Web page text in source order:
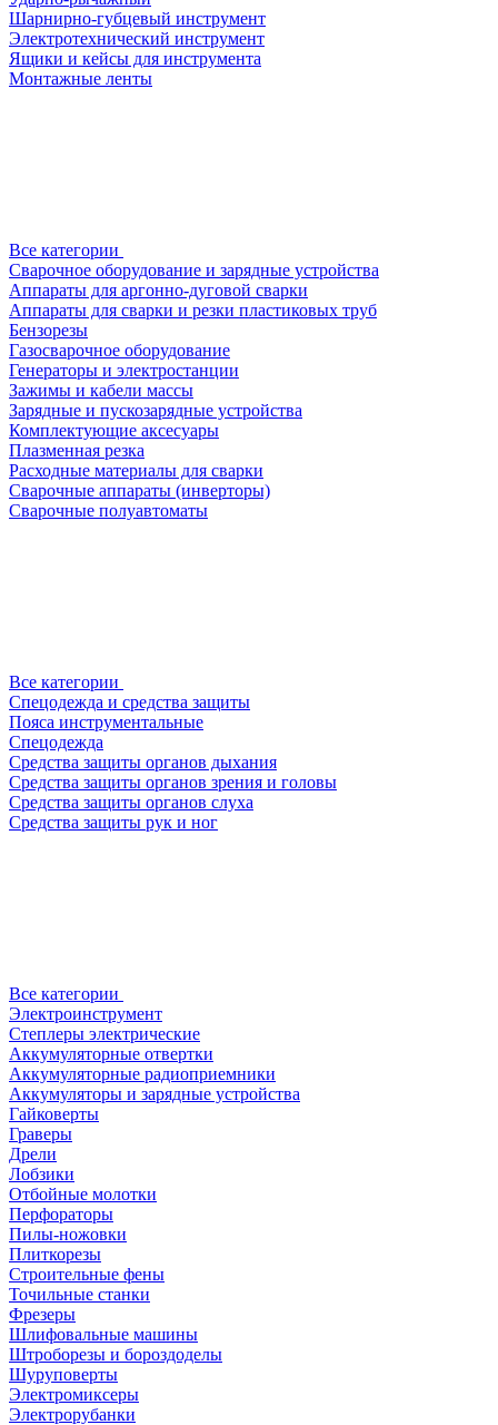
Шарнирно-губцевый инструмент
Электротехнический инструмент
Ящики и кейсы для инструмента
Монтажные ленты
Все категории
Сварочное оборудование и зарядные устройства
Аппараты для аргонно-дуговой сварки
Аппараты для сварки и резки пластиковых труб
Бензорезы
Газосварочное оборудование
Генераторы и электростанции
Зажимы и кабели массы
Зарядные и пускозарядные устройства
Комплектующие аксесуары
Плазменная резка
Расходные материалы для сварки
Сварочные аппараты (инверторы)
Сварочные полуавтоматы
Все категории
Спецодежда и средства защиты
Пояса инструментальные
Спецодежда
Средства защиты органов дыхания
Средства защиты органов зрения и головы
Средства защиты органов слуха
Средства защиты рук и ног
Все категории
Электроинструмент
Степлеры электрические
Аккумуляторные отвертки
Аккумуляторные радиоприемники
Аккумуляторы и зарядные устройства
Гайковерты
Граверы
Дрели
Лобзики
Отбойные молотки
Перфораторы
Пилы-ножовки
Плиткорезы
Строительные фены
Точильные станки
Фрезеры
Шлифовальные машины
Штроборезы и бороздоделы
Шуруповерты
Электромиксеры
Электрорубанки